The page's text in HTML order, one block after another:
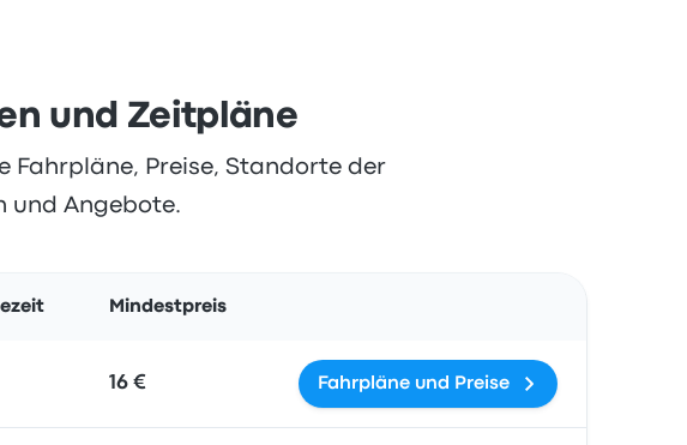
und Zeitpläne
Fahrpläne, Preise, Standorte der
und Angebote.
Mindestpreis
16 € Fahrpläne und Preise